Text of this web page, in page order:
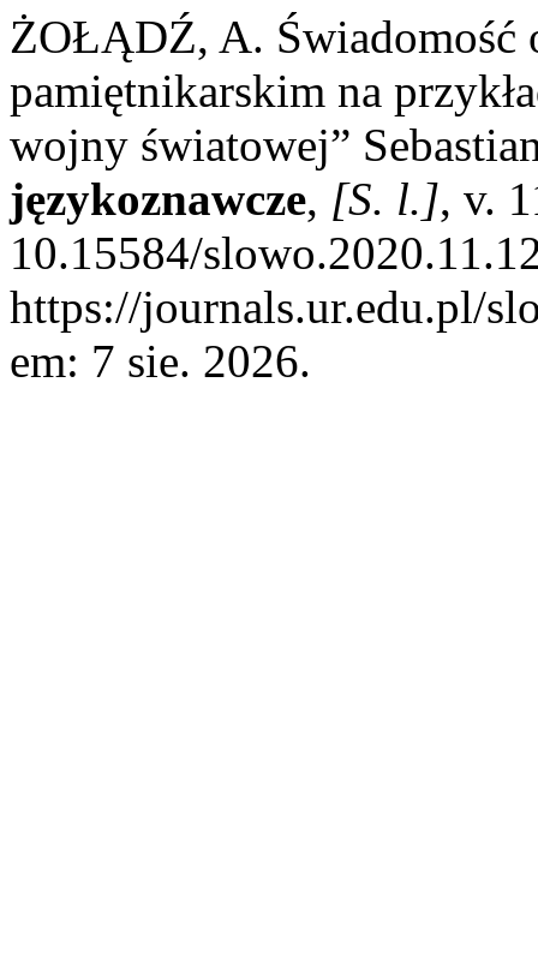
ŻOŁĄDŹ, A. Świadomość
pamiętnikarskim na
wojny światowej”
językoznawcze, [S. l.], v.
10.15584/
https://journals.ur.edu.pl/
em: 7 sie. 2026.